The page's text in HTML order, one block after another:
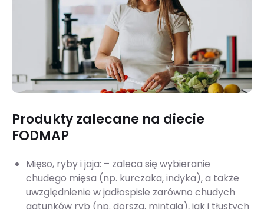
Produkty zalecane na diecie
FODMAP
Mięso, ryby i jaja: – zaleca się wybieranie
chudego mięsa (np. kurczaka, indyka), a także
uwzględnienie w jadłospisie zarówno chudych